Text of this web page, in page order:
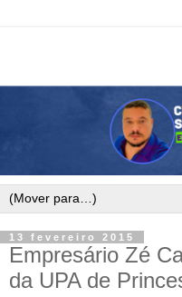
13 fevereiro 2015
Empresário Zé
da UPA de